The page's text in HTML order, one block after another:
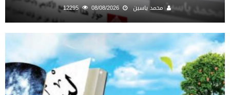
محمد ياسين 08/08/2026
12295